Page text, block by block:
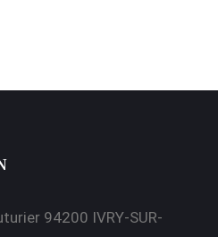
94200 IVRY-SUR-